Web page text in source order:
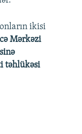
ikisi
Mərkəzi
təhlükəsi